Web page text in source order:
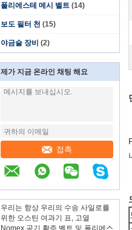
폴리에스테 메시 벨트 (14)
보도 필터 천 (15)
야금술 장비 (2)
제가 지금 온라인 채팅 해요
접촉
우리는 항상 우리의 수송 사일로를
위한 오스틴 여과기 표, 고열
Nomex 공기 활주 벨트 및 폴리에스